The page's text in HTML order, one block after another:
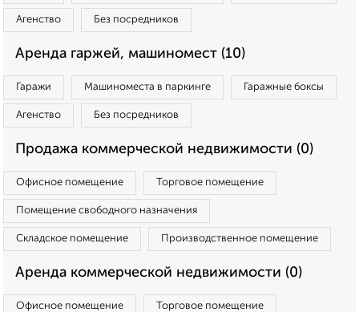
Агенство Без посредников
Аренда гаржей, машиномест (10)
Гаражи Машиноместа в паркинге Гаражные боксы
Агенство Без посредников
Продажа коммерческой недвижимости (0)
Офисное помещение Торговое помещение
Помещение свободного назначения
Складское помещение Производственное помещение
Аренда коммерческой недвижимости (0)
Офисное помещение Торговое помещение